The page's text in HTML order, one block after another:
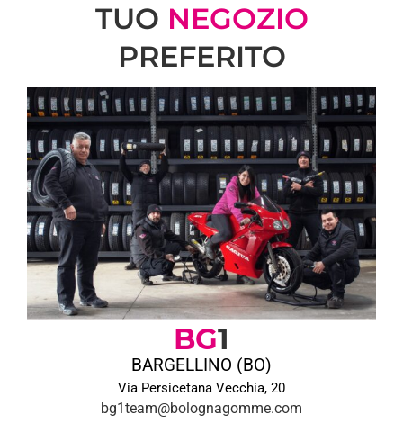
TUO NEGOZIO
PREFERITO
BG1
BARGELLINO (BO)
Via Persicetana Vecchia, 20
bg1team@bolognagomme.com